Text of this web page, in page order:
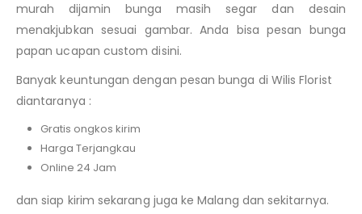
murah dijamin bunga masih segar dan desain
menakjubkan sesuai gambar. Anda bisa pesan bunga
papan ucapan custom disini.
Banyak keuntungan dengan pesan bunga di Wilis Florist
diantaranya :
Gratis ongkos kirim
Harga Terjangkau
Online 24 Jam
dan siap kirim sekarang juga ke Malang dan sekitarnya.